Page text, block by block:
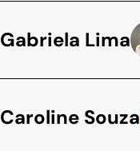
Gabriela Lima
Caroline Souza